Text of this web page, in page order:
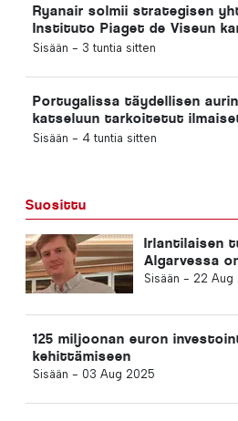
Ryanair solmii strategisen
Instituto Piaget de Viseun
koulutuksen järjestämiseksi
Sisään - 3 tuntia sitten
Portugalissa täydellisen
katseluun tarkoitetut
loppuneet
Sisään - 4 tuntia sitten
Suosittu
Irlantilaisen
Algarvessa
Sisään - 22 Aug
125 miljoonan euron
kehittämiseen
Sisään - 03 Aug 2025